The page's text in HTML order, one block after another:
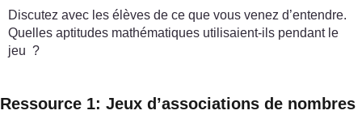
Discutez avec les élèves de ce que vous venez d’entendre.
Quelles aptitudes mathématiques utilisaient-ils pendant le
jeu ?
Ressource 1: Jeux d’associations de nombres